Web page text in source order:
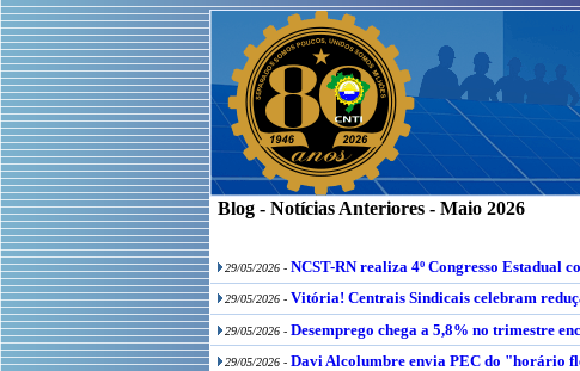
Blog - Notícias Anteriores - Maio 2026
29/05/2026 - NCST-RN realiza 4º Congresso Estadual
29/05/2026 - Vitória! Centrais Sindicais celebram
29/05/2026 - Desemprego chega a 5,8% no trimestre
29/05/2026 - Davi Alcolumbre envia PEC do "horário